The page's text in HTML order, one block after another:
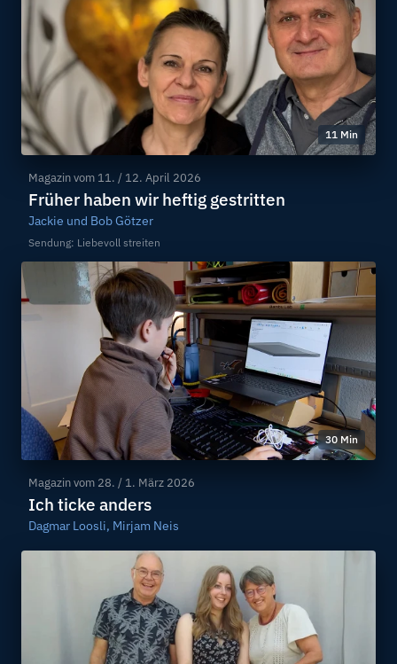
11 Min
Magazin vom 11. / 12. April 2026
Früher haben wir heftig gestritten
Jackie und Bob Götzer
Sendung: Liebevoll streiten
30 Min
Magazin vom 28. / 1. März 2026
Ich ticke anders
Dagmar Loosli, Mirjam Neis